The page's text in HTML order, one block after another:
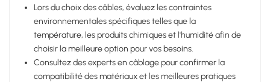
Lors du choix des câbles, évaluez les contraintes
environnementales spécifiques telles que la
température, les produits chimiques et l'humidité afin de
choisir la meilleure option pour vos besoins.
Consultez des experts en câblage pour confirmer la
compatibilité des matériaux et les meilleures pratiques